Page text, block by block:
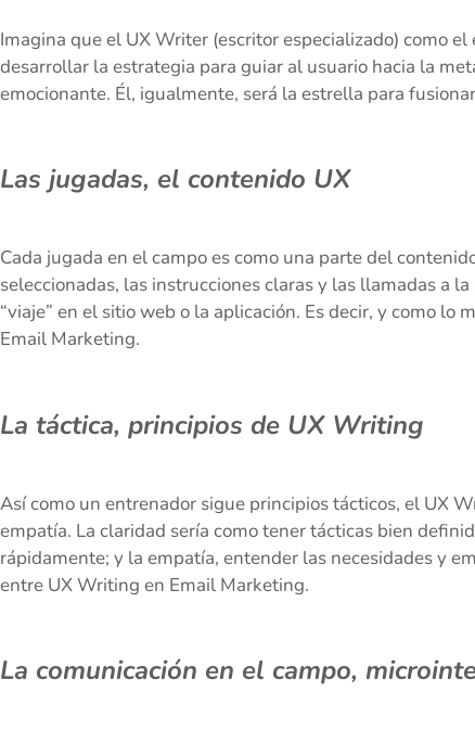
Imagina que el UX Writer (escritor especializado) como
desarrollar la estrategia para guiar al usuario hacia la
emocionante. Él, igualmente, será la estrella para
Las jugadas, el contenido UX
Cada jugada en el campo es como una parte del
seleccionadas, las instrucciones claras y las llamadas a
“viaje” en el sitio web o la aplicación. Es decir, y como lo
Email Marketing.
La táctica, principios de UX Writing
Así como un entrenador sigue principios tácticos, el UX
empatía. La claridad sería como tener tácticas bien
rápidamente; y la empatía, entender las necesidades y
entre UX Writing en Email Marketing.
La comunicación en el campo,